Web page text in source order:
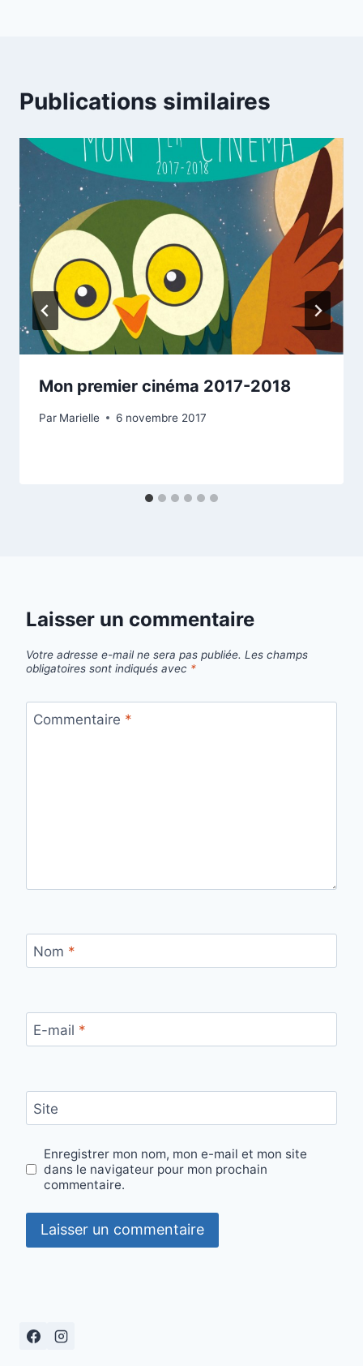
Publications similaires
Mon premier cinéma 2017-2018
Par Marielle 6 novembre 2017
Laisser un commentaire
Votre adresse e-mail ne sera pas publiée. Les champs
obligatoires sont indiqués avec *
Commentaire *
Nom *
E-mail *
Site
Enregistrer mon nom, mon e-mail et mon site
dans le navigateur pour mon prochain
commentaire.